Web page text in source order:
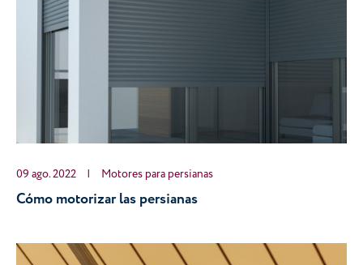
09 ago. 2022 | Motores para persianas
Cómo motorizar las persianas